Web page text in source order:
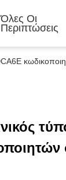
Όλες Οι
Περιπτώσεις